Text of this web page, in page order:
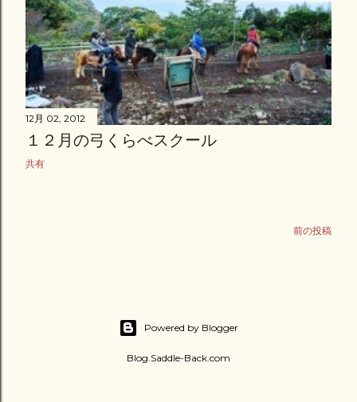
12月 02, 2012
１２月の弓くらべスクール
共有
前の投稿
Powered by Blogger
Blog.Saddle-Back.com